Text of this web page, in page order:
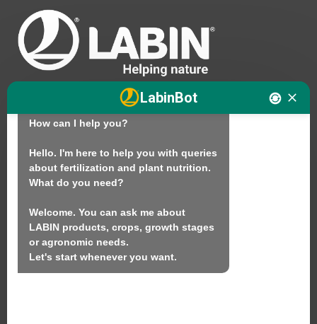
Nós
Produtos
Contacto
LABIN PRODUCTS S.L.
LabinBot
Hello. I am LABINbot, LABIN's
technical assistant for plant nutrition.
How can I help you?
Hello. I'm here to help you with queries
about fertilization and plant nutrition.
What do you need?
Welcome. You can ask me about
LABIN products, crops, growth stages
or agronomic needs.
Let's start whenever you want.